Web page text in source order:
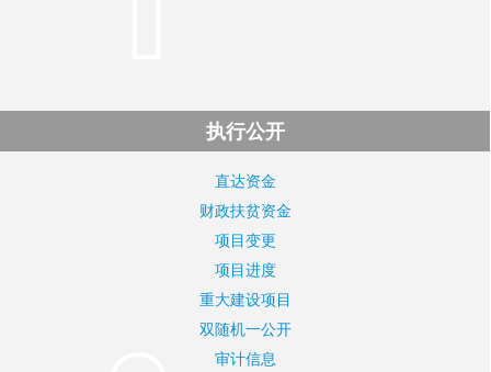
执行公开
直达资金
财政扶贫资金
项目变更
项目进度
重大建设项目
双随机一公开
审计信息